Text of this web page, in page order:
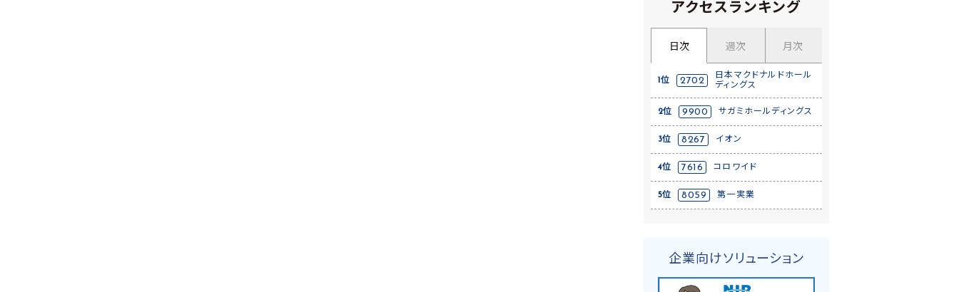
アクセスランキング
日次 週次 月次
1位 2702
日本マクドナルドホール
ディングス
2位 9900 サガミホールディングス
3位 8267 イオン
4位 7616 コロワイド
5位 8059 第一実業
企業向けソリューション